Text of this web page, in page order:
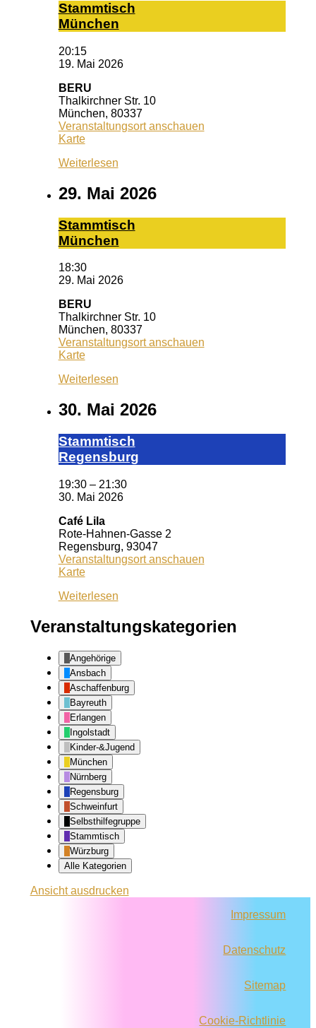
Stamm­tisch
Mün­chen
20:15
19. Mai 2026
BERU
Thalkirchner Str. 10
München, 80337
Veranstaltungsort anschauen
KarteBERU
Weiterlesen
29. Mai 2026
Stamm­tisch
Mün­chen
18:30
29. Mai 2026
BERU
Thalkirchner Str. 10
München, 80337
Veranstaltungsort anschauen
KarteBERU
Weiterlesen
30. Mai 2026
Stamm­tisch
Reg­ens­burg
19:30 – 21:30
30. Mai 2026
Café Lila
Rote-Hahnen-Gasse 2
Regensburg, 93047
Veranstaltungsort anschauen
KarteCafé
Weiterlesen
Veranstaltungskategorien
Angehörige
Ansbach
Aschaffenburg
Bayreuth
Erlangen
Ingolstadt
Kinder-&Jugend
München
Nürnberg
Regensburg
Schweinfurt
Selbsthilfegruppe
Stammtisch
Würzburg
Alle Kategorien
Ansichtausdrucken
Impressum
Datenschutz
Sitemap
Cookie-Richtlinie